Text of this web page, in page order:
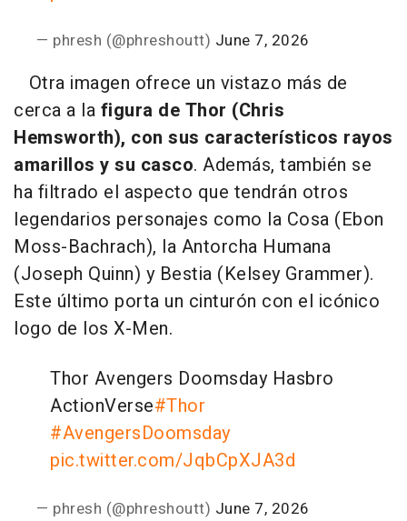
— phresh (@phreshoutt) June 7, 2026
Otra imagen ofrece un vistazo más de
cerca a la figura de Thor (Chris
Hemsworth), con sus característicos rayos
amarillos y su casco. Además, también se
ha filtrado el aspecto que tendrán otros
legendarios personajes como la Cosa (Ebon
Moss-Bachrach), la Antorcha Humana
(Joseph Quinn) y Bestia (Kelsey Grammer).
Este último porta un cinturón con el icónico
logo de los X-Men.
Thor Avengers Doomsday Hasbro
ActionVerse#Thor
#AvengersDoomsday
pic.twitter.com/JqbCpXJA3d
— phresh (@phreshoutt) June 7, 2026